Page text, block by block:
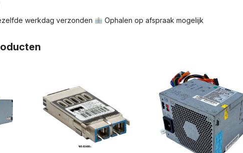
werkdag verzonden Ophalen op afspraak mogelijk